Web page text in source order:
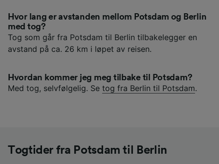
Hvor lang er avstanden mellom Potsdam og Berlin
med tog?
Tog som går fra Potsdam til Berlin tilbakelegger en
avstand på ca. 26 km i løpet av reisen.
Hvordan kommer jeg meg tilbake til Potsdam?
Med tog, selvfølgelig. Se tog fra Berlin til Potsdam.
Togtider fra Potsdam til Berlin